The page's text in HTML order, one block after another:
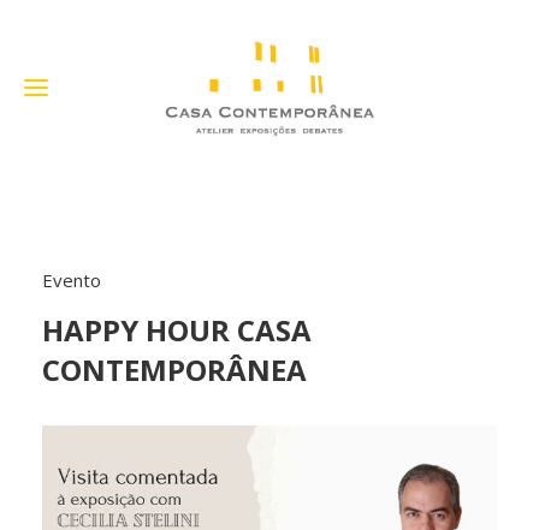
Evento
HAPPY HOUR CASA
CONTEMPORÂNEA